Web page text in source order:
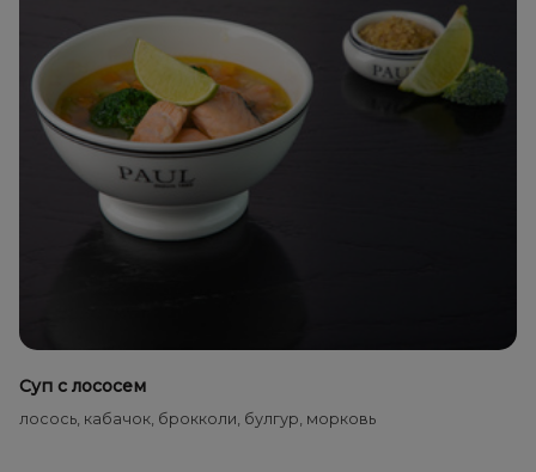
Суп с лососем
лосось, кабачок, брокколи, булгур, морковь